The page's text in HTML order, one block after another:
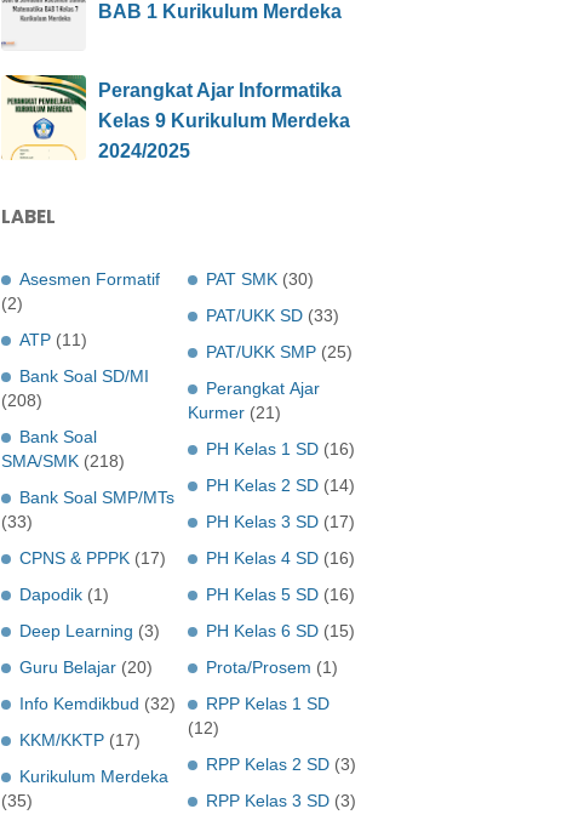
BAB 1 Kurikulum Merdeka
Perangkat Ajar Informatika
Kelas 9 Kurikulum Merdeka
2024/2025
LABEL
Asesmen Formatif
(2)
ATP (11)
Bank Soal SD/MI
(208)
Bank Soal
SMA/SMK (218)
Bank Soal SMP/MTs
(33)
CPNS & PPPK (17)
Dapodik (1)
Deep Learning (3)
Guru Belajar (20)
Info Kemdikbud (32)
KKM/KKTP (17)
Kurikulum Merdeka
(35)
PAT SMK (30)
PAT/UKK SD (33)
PAT/UKK SMP (25)
Perangkat Ajar
Kurmer (21)
PH Kelas 1 SD (16)
PH Kelas 2 SD (14)
PH Kelas 3 SD (17)
PH Kelas 4 SD (16)
PH Kelas 5 SD (16)
PH Kelas 6 SD (15)
Prota/Prosem (1)
RPP Kelas 1 SD
(12)
RPP Kelas 2 SD (3)
RPP Kelas 3 SD (3)